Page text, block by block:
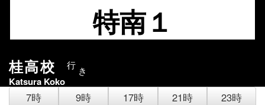
特南１
桂高校 行 き
Katsura Koko
7時 9時 17時 21時
23時